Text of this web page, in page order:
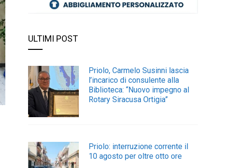
ULTIMI POST
Priolo, Carmelo Susinni lascia
l’incarico di consulente alla
Biblioteca: “Nuovo impegno al
Rotary Siracusa Ortigia”
Priolo: interruzione corrente il
10 agosto per oltre otto ore